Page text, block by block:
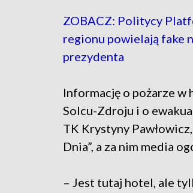
ZOBACZ: Politycy
regionu powielają fake
prezydenta
Informację o pożarze
Solcu-Zdroju i o
TK Krystyny
Dnia”, a za nim media
– Jest tutaj hotel, ale